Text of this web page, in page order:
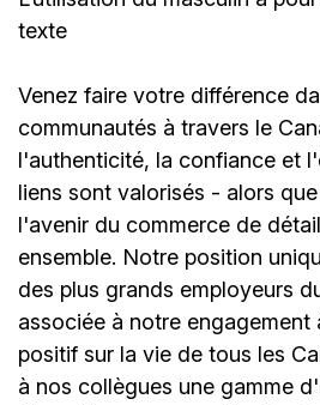
texte
Venez faire votre différence
communautés à travers le
l'authenticité, la confiance et
liens sont valorisés - alors
l'avenir du commerce de
ensemble. Notre position
des plus grands employeurs
associée à notre engagement
positif sur la vie de tous les
à nos collègues une gamme